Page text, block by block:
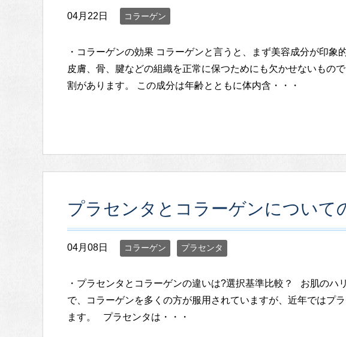
04月22日 コラーゲン
・コラーゲンの効果 コラーゲンと言うと、まず美容成分が印象
皮膚、骨、腱などの組織を正常に保つためにも欠かせないもの
割があります。 この成分は年齢とともに体内含・・・
プラセンタとコラーゲンについて
04月08日 コラーゲン プラセンタ
・プラセンタとコラーゲンの違いは?選択基準比較？ お肌のハ
で、コラーゲンを多くの方が服用されていますが、近年ではプ
ます。 プラセンタは・・・